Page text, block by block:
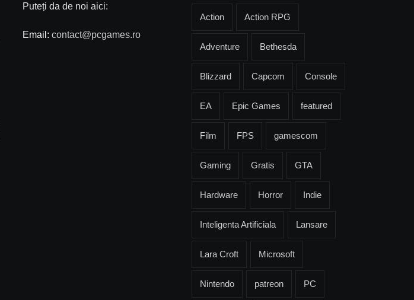
Puteți da de noi aici:
Email: contact@pcgames.ro
Action Action RPG
Adventure Bethesda
Blizzard Capcom Console
EA Epic Games featured
Film FPS gamescom
Gaming Gratis GTA
Hardware Horror Indie
Inteligenta Artificiala Lansare
Lara Croft Microsoft
Nintendo patreon PC